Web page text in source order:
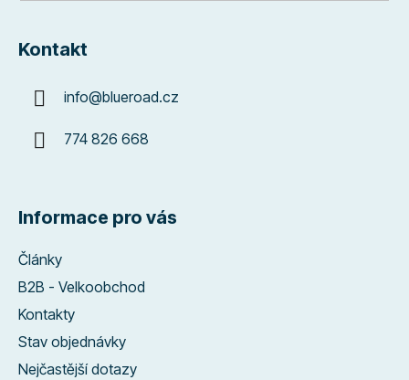
Kontakt
info@blueroad.cz
774 826 668
Informace pro vás
Články
B2B - Velkoobchod
Kontakty
Stav objednávky
Nejčastější dotazy